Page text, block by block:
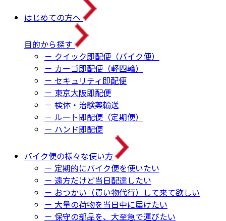
はじめての方へ
目的から探す
－ クイック即配便（バイク便）
－ カーゴ即配便（軽四輪）
－ セキュリティ即配便
－ 東京大阪即配便
－ 検体・治験薬輸送
－ ルート即配便（定期便）
－ ハンド即配便
バイク便の様々な使い方
－ 定期的にバイク便を使いたい
－ 遠方だけど当日配達したい
－ おつかい（買い物代行）して来て欲しい
－ 大量の荷物を当日中に届けたい
－ 保守の部品を、大至急で運びたい